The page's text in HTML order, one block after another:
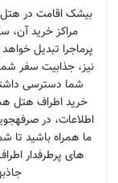
مراکز خرید آن،
پرماجرا تبدیل خواهد
نیز، جذابیت سفر
شما دسترسی
اطلاعات، در